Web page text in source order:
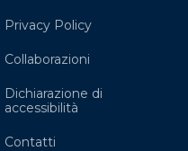
Privacy Policy
Collaborazioni
Dichiarazione di
accessibilità
Contatti